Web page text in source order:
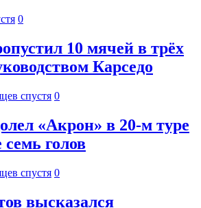
0
10 мячей в трёх
Карседо
спустя 0
«Акрон» в 20-м туре
голов
спустя 0
высказался